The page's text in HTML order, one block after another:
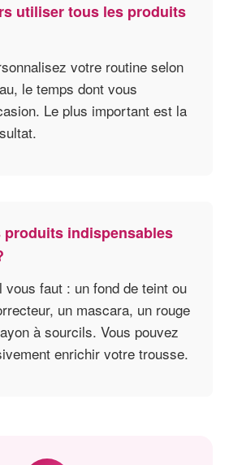
utiliser tous les produits
votre routine selon
le temps dont vous
Le plus important est la
produits indispensables
vous faut : un fond de teint ou
un mascara, un rouge
à sourcils. Vous pouvez
enrichir votre trousse.